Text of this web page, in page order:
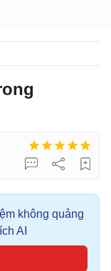
không quảng
AI